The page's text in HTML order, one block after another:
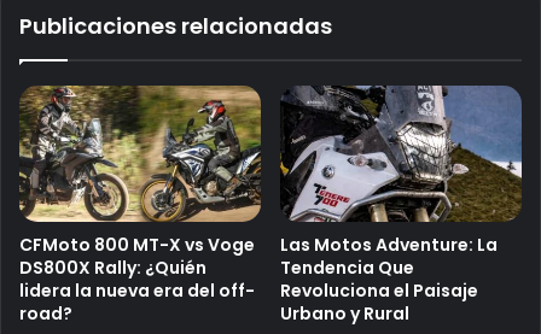
Publicaciones relacionadas
CFMoto 800 MT-X vs Voge
DS800X Rally: ¿Quién
lidera la nueva era del off-
road?
Las Motos Adventure: La
Tendencia Que
Revoluciona el Paisaje
Urbano y Rural